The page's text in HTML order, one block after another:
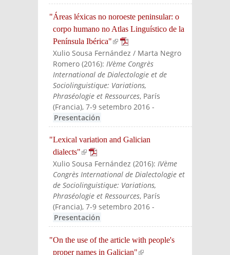
"Áreas léxicas no noroeste peninsular: o
corpo humano no Atlas Linguístico de la
Península Ibérica"(link is external)
Xulio Sousa Fernández / Marta Negro
Romero(2016):IVème Congrès
International de Dialectologie et de
Sociolinguistique: Variations,
Phraséologie et Ressources, París
(Francia), 7-9 setembro 2016 -
Presentación
"Lexical variation and Galician
dialects"(link is external)
Xulio Sousa Fernández (2016):IVème
Congrès International de Dialectologie et
de Sociolinguistique: Variations,
Phraséologie et Ressources, París
(Francia), 7-9 setembro 2016 -
Presentación
"On the use of the article with people's
proper names in Galician"(link is external)